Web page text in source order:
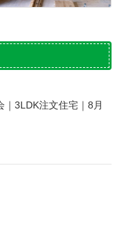
｜3LDK注文住宅｜8月